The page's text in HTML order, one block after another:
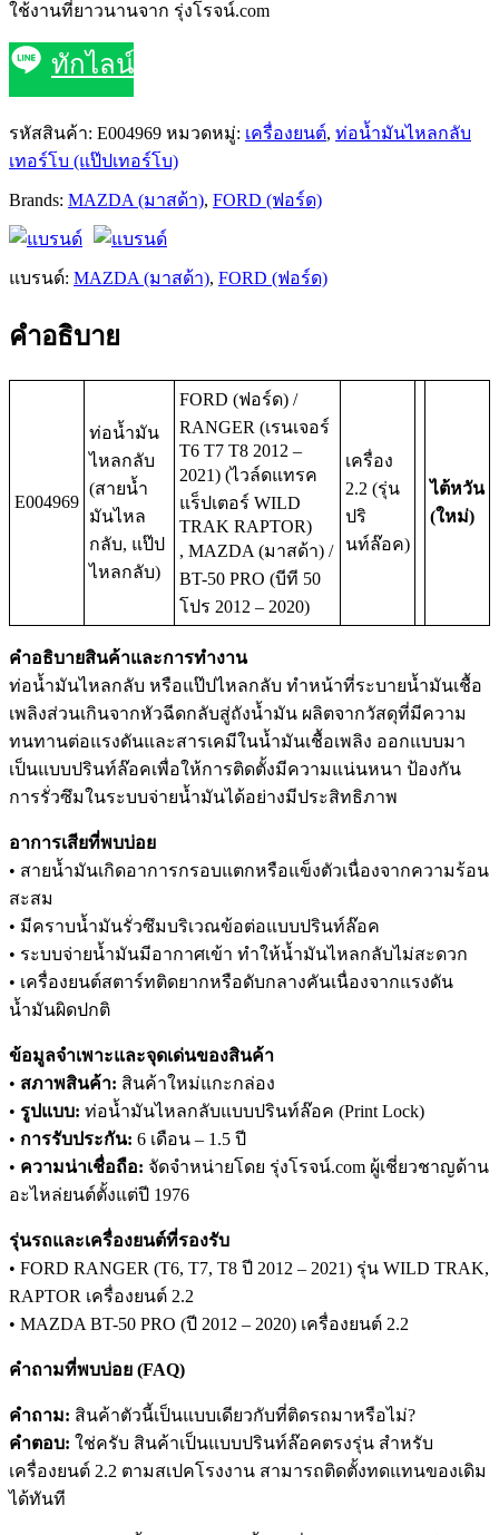
ใช้งานที่ยาวนานจาก รุ่งโรจน์.com
ทักไลน์
รหัสสินค้า: E004969 หมวดหมู่: เครื่องยนต์, ท่อน้ำมันไหลกลับ
เทอร์โบ (แป๊ปเทอร์โบ)
Brands: MAZDA (มาสด้า), FORD (ฟอร์ด)
แบรนด์: MAZDA (มาสด้า), FORD (ฟอร์ด)
คำอธิบาย
E004969
ท่อน้ำมัน
ไหลกลับ
(สายน้ำ
มันไหล
กลับ, แป๊ป
ไหลกลับ)
FORD (ฟอร์ด) /
RANGER (เรนเจอร์
T6 T7 T8 2012 –
2021) (ไวล์ดแทรค
แร็ปเตอร์ WILD
TRAK RAPTOR)
, MAZDA (มาสด้า) /
BT-50 PRO (บีที 50
โปร 2012 – 2020)
เครื่อง
2.2 (รุ่น
ปริ
นท์ล๊อค)
ไต้หวัน
(ใหม่)
คำอธิบายสินค้าและการทำงาน
ท่อน้ำมันไหลกลับ หรือแป๊ปไหลกลับ ทำหน้าที่ระบายน้ำมันเชื้อ
เพลิงส่วนเกินจากหัวฉีดกลับสู่ถังน้ำมัน ผลิตจากวัสดุที่มีความ
ทนทานต่อแรงดันและสารเคมีในน้ำมันเชื้อเพลิง ออกแบบมา
เป็นแบบปรินท์ล๊อคเพื่อให้การติดตั้งมีความแน่นหนา ป้องกัน
การรั่วซึมในระบบจ่ายน้ำมันได้อย่างมีประสิทธิภาพ
อาการเสียที่พบบ่อย
• สายน้ำมันเกิดอาการกรอบแตกหรือแข็งตัวเนื่องจากความร้อน
สะสม
• มีคราบน้ำมันรั่วซึมบริเวณข้อต่อแบบปรินท์ล๊อค
• ระบบจ่ายน้ำมันมีอากาศเข้า ทำให้น้ำมันไหลกลับไม่สะดวก
• เครื่องยนต์สตาร์ทติดยากหรือดับกลางคันเนื่องจากแรงดัน
น้ำมันผิดปกติ
ข้อมูลจำเพาะและจุดเด่นของสินค้า
• สภาพสินค้า: สินค้าใหม่แกะกล่อง
• รูปแบบ: ท่อน้ำมันไหลกลับแบบปรินท์ล๊อค (Print Lock)
• การรับประกัน: 6 เดือน – 1.5 ปี
• ความน่าเชื่อถือ: จัดจำหน่ายโดย รุ่งโรจน์.com ผู้เชี่ยวชาญด้าน
อะไหล่ยนต์ตั้งแต่ปี 1976
รุ่นรถและเครื่องยนต์ที่รองรับ
• FORD RANGER (T6, T7, T8 ปี 2012 – 2021) รุ่น WILD TRAK,
RAPTOR เครื่องยนต์ 2.2
• MAZDA BT-50 PRO (ปี 2012 – 2020) เครื่องยนต์ 2.2
คำถามที่พบบ่อย (FAQ)
คำถาม: สินค้าตัวนี้เป็นแบบเดียวกับที่ติดรถมาหรือไม่?
คำตอบ: ใช่ครับ สินค้าเป็นแบบปรินท์ล๊อคตรงรุ่น สำหรับ
เครื่องยนต์ 2.2 ตามสเปคโรงงาน สามารถติดตั้งทดแทนของเดิม
ได้ทันที